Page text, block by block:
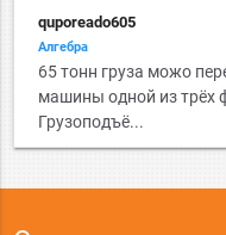
quporeado605
Алгебра
65 тонн груза можо
машины одной из трёх
Грузоподъё...